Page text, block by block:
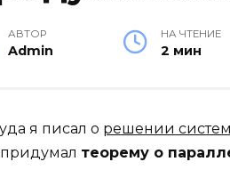
АВТОР
Admin
НА ЧТЕНИЕ
2 мин
я писал о решении
теорему о